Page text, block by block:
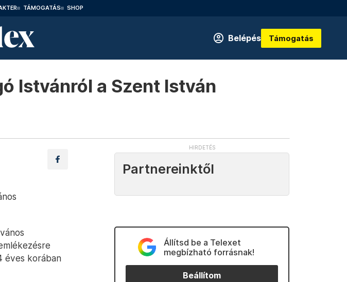
TÁMOGATÁS SHOP
Belépés Támogatás
Istvánról a Szent István
éves korában
Partnereinktől
Állítsd be a Telexet
megbízható forrásnak!
Beállítom